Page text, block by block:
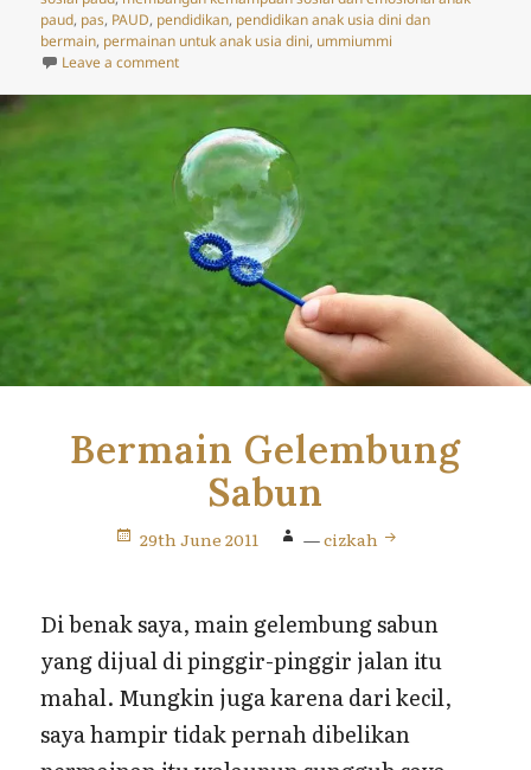
paud, pas, PAUD, pendidikan, pendidikan anak usia dini dan
bermain, permainan untuk anak usia dini, ummiummi
Leave a commenton Bermain
Bermain Gelembung
Sabun
29th June 2011 —cizkah
Di benak saya, main gelembung sabun
yang dijual di pinggir-pinggir jalan itu
mahal. Mungkin juga karena dari kecil,
saya hampir tidak pernah dibelikan